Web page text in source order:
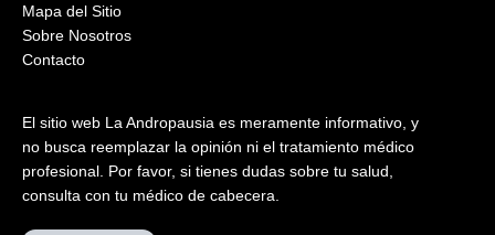
Mapa del Sitio
Sobre Nosotros
Contacto
El sitio web La Andropausia es meramente informativo, y
no busca reemplazar la opinión ni el tratamiento médico
profesional. Por favor, si tienes dudas sobre tu salud,
consulta con tu médico de cabecera.